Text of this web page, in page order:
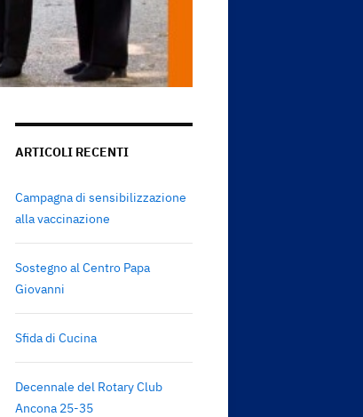
ARTICOLI RECENTI
Campagna di sensibilizzazione
alla vaccinazione
Sostegno al Centro Papa
Giovanni
Sfida di Cucina
Decennale del Rotary Club
Ancona 25-35